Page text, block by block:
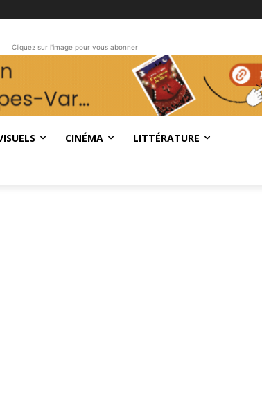
Cliquez sur l'image pour vous abonner
CINÉMA LITTÉRATURE